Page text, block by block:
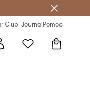
Club JournalPomoc